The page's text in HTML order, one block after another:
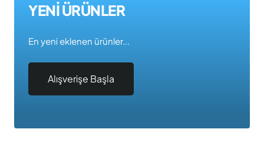
YENİ ÜRÜNLER
En yeni eklenen ürünler...
Alışverişe Başla